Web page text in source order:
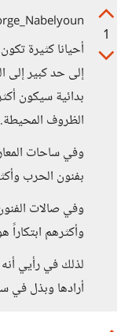
1
أحيانا كثيرة
إلى حد كبير إلى
بدائية سيكون
الظروف المحيطة.
وفي ساحات
بفنون الحرب
وفي صالات
وأكثرهم ابتكاراً
لذلك في رأيي
أرادها وبذل في